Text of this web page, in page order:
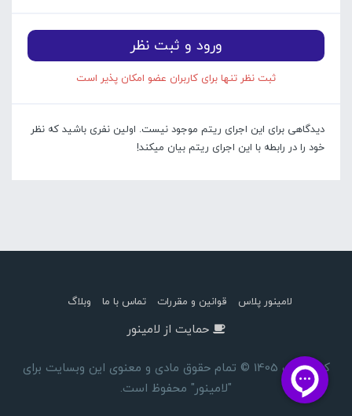
ورود و ثبت نظر
ثبت نظر تنها برای کاربران عضو امکان پذیر است
دیدگاهی برای این اجرای ریتم موجود نیست. اولین نفری باشید که نظر
خود را در رابطه با این اجرای ریتم بیان میکند!
لامینور پلاس قوانین و مقررات تماس با ما وبلاگ
حمایت از لامینور
کپی رایت 1405 © تمام حقوق مادی و معنوی این وبسایت برای
"لامینور" محفوظ است.